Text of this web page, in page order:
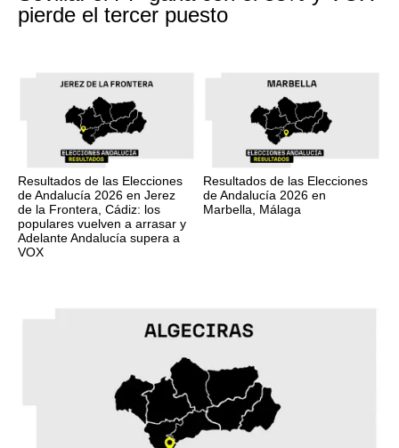
pierde el tercer puesto
Resultados de las Elecciones
de Andalucía 2026 en Jerez
de la Frontera, Cádiz: los
populares vuelven a arrasar y
Adelante Andalucía supera a
VOX
Resultados de las Elecciones
de Andalucía 2026 en
Marbella, Málaga